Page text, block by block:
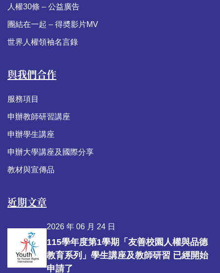
人權30條 – 公益廣告
團結在一起 – 得奬影片MV
世界人權領袖名言錄
與我們合作
服務項目
申辦教師研習講座
申辦學生講座
申辦大學講座及國際分享
教材與宣傳品
近期文章
2026 年 06 月 24 日
115學年度第1學期「友善校園人權與品德
教育系列」學生講座及教師研習 已經開始
申請了